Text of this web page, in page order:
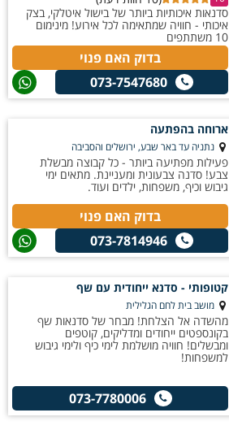
סדנאות איכותיות ביותר של בישול איטלקי, בצק
איכותי - חוויה שמתאימה לכל אירוע! מינימום
10 משתתפים
בדוק האם פנוי
073-7547680
ארוחה בהפתעה
נתניה עד באר שבע, ירושלים והסביבה
פעילות מפתיעה ביותר - כל קבוצה מבשלת
צבע! סדנה צבעונית ומעניינת. מתאים ימי
גיבוש וכיף, משפחות, ילדים ועוד.
בדוק האם פנוי
073-7814946
קטופותי - סדנא ייחודית עם שף
מושב בית לחם הגלילית
מהשדה אל הצלחת! מבחר של סדנאות שף
בקונספטים ייחודים ומדליקים, קוטפים
ומבשלים! חוויה מושלמת לימי כיף ולימי גיבוש
למשפחות!
073-7780006